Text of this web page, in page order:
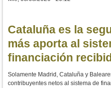
Cataluña es la
más aporta al
financiación
Solamente Madrid, Cataluña y
contribuyentes netos al sistema de